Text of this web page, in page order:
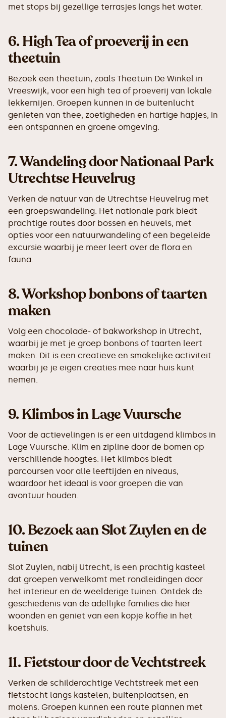
met stops bij gezellige terrasjes langs het water.
6.High Tea of proeverij in een
theetuin
Bezoek een theetuin, zoals Theetuin De Winkel in
Vreeswijk, voor een high tea of proeverij van lokale
lekkernijen. Groepen kunnen in de buitenlucht
genieten van thee, zoetigheden en hartige hapjes, in
een ontspannen en groene omgeving.
7.Wandeling door Nationaal Park
Utrechtse Heuvelrug
Verken de natuur van de Utrechtse Heuvelrug met
een groepswandeling. Het nationale park biedt
prachtige routes door bossen en heuvels, met
opties voor een natuurwandeling of een begeleide
excursie waarbij je meer leert over de flora en
fauna.
8.Workshop bonbons of taarten
maken
Volg een chocolade- of bakworkshop in Utrecht,
waarbij je met je groep bonbons of taarten leert
maken. Dit is een creatieve en smakelijke activiteit
waarbij je je eigen creaties mee naar huis kunt
nemen.
9.Klimbos in Lage Vuursche
Voor de actievelingen is er een uitdagend klimbos in
Lage Vuursche. Klim en zipline door de bomen op
verschillende hoogtes. Het klimbos biedt
parcoursen voor alle leeftijden en niveaus,
waardoor het ideaal is voor groepen die van
avontuur houden.
10.Bezoek aan Slot Zuylen en de
tuinen
Slot Zuylen, nabij Utrecht, is een prachtig kasteel
dat groepen verwelkomt met rondleidingen door
het interieur en de weelderige tuinen. Ontdek de
geschiedenis van de adellijke families die hier
woonden en geniet van een kopje koffie in het
koetshuis.
11.Fietstour door de Vechtstreek
Verken de schilderachtige Vechtstreek met een
fietstocht langs kastelen, buitenplaatsen, en
molens. Groepen kunnen een route plannen met